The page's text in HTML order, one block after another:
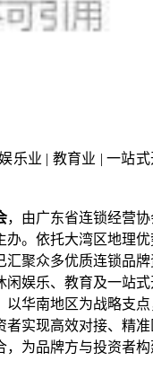
乐业 | 教育业 | 一站式
，由广东省连锁经营协
办。依托大湾区地理优
汇聚众多优质连锁品牌
闲娱乐、教育及一站式
以华南地区为战略支点
者实现高效对接、精准
，为品牌方与投资者构